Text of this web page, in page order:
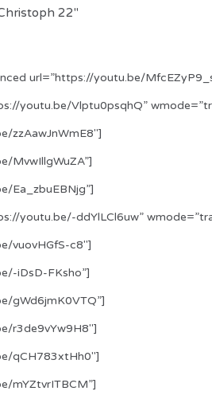
22″
url=”https://youtu.be/
youtu.be/Vlptu0psqhQ”
zzAawJnWmE8″]
MvwIllgWuZA”]
Ea_zbuEBNjg”]
youtu.be/-ddYlLCl6uw”
vuovHGfS-c8″]
iDsD-FKsho”]
gWd6jmK0VTQ”]
r3de9vYw9H8″]
qCH783xtHh0″]
mYZtvrITBCM”]